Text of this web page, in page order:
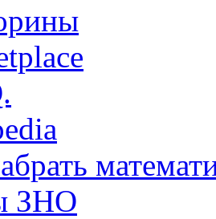
ЗНО